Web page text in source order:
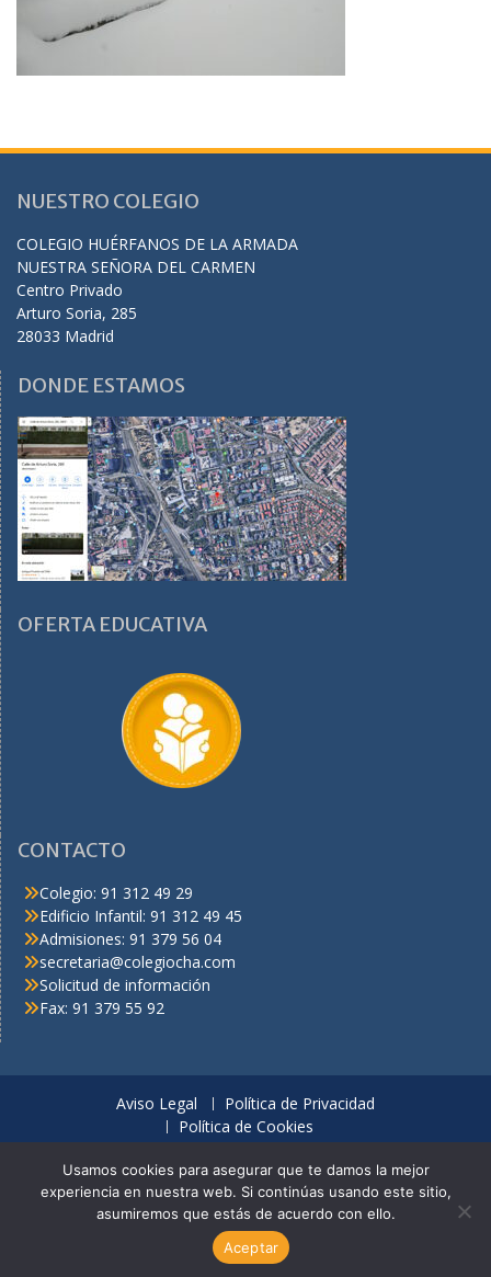
NUESTRO COLEGIO
COLEGIO HUÉRFANOS DE LA ARMADA
NUESTRA SEÑORA DEL CARMEN
Centro Privado
Arturo Soria, 285
28033 Madrid
DONDE ESTAMOS
OFERTA EDUCATIVA
CONTACTO
Colegio: 91 312 49 29
Edificio Infantil: 91 312 49 45
Admisiones: 91 379 56 04
secretaria@colegiocha.com
Solicitud de información
Fax: 91 379 55 92
Aviso Legal
Política de Privacidad
Política de Cookies
Looking for a thrilling online casino with a wide selection of slots,
table games, and live dealer options? Enjoy generous bonuses, fast
payouts, and 24/7 support. Start playing at
Usamos cookies para asegurar que te damos la mejor
experiencia en nuestra web. Si continúas usando este sitio,
asumiremos que estás de acuerdo con ello.
Aceptar